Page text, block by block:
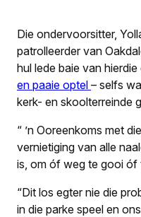
Die ondervoorsitter,
patrolleerder van
hul lede baie van hierdie
en paaie optel – selfs
kerk- en skoolterreinde
“ ’n Ooreenkoms met
vernietiging van alle
is, om óf weg te gooi óf
“Dit los egter nie die
in die parke speel en